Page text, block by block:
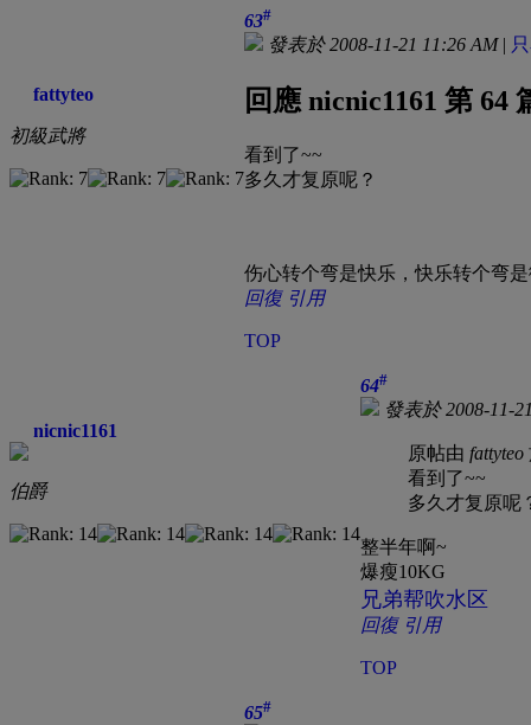
fattyteo
初級武將
63#
發表於 2008-11-21 11:26 AM|
回應 nicnic1161 第 64
看到了~~
多久才复原呢？
伤心转个弯是快乐，快乐转个弯
回復 引用
TOP
nicnic1161
伯爵
64#
發表於 2008-11-
原帖由 fattyteo
看到了~~
多久才复原呢
整半年啊~
爆瘦10KG
兄弟帮吹水区
回復 引用
TOP
65#